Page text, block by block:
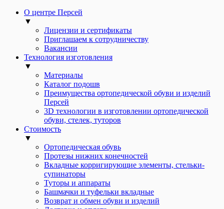
О центре Персей
▼
Лицензии и сертификаты
Приглашаем к сотрудничеству
Вакансии
Технология изготовления
▼
Материалы
Каталог подошв
Преимущества ортопедической обуви и изделий
Персей
3D технологии в изготовлении ортопедической
обуви, стелек, туторов
Стоимость
▼
Ортопедическая обувь
Протезы нижних конечностей
Вкладные корригирующие элементы, стельки-
супинаторы
Туторы и аппараты
Башмачки и туфельки вкладные
Возврат и обмен обуви и изделий